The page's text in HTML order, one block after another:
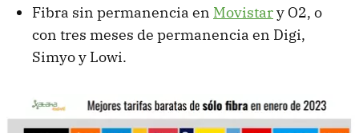
Fibra sin permanencia en Movistary O2, o
con tres meses de permanencia en Digi,
Simyo y Lowi.